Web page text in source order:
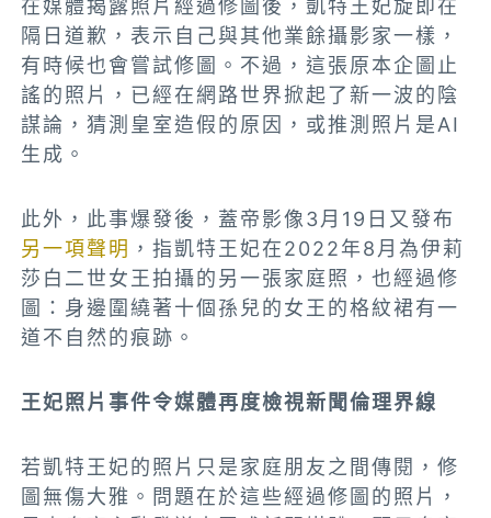
在媒體揭露照片經過修圖後，凱特王妃旋即在
隔日道歉，表示自己與其他業餘攝影家一樣，
有時候也會嘗試修圖。不過，這張原本企圖止
謠的照片，已經在網路世界掀起了新一波的陰
謀論，猜測皇室造假的原因，或推測照片是AI
生成。
此外，此事爆發後，蓋帝影像3月19日又發布
另一項聲明 ，指凱特王妃在2022年8月為伊莉
莎白二世女王拍攝的另一張家庭照，也經過修
圖：身邊圍繞著十個孫兒的女王的格紋裙有一
道不自然的痕跡。
王妃照片事件令媒體再度檢視新聞倫理界線
若凱特王妃的照片只是家庭朋友之間傳閱，修
圖無傷大雅。問題在於這些經過修圖的照片，